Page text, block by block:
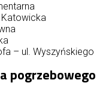
Katowicka
– ul. Wyszyńskiego
pogrzebowego